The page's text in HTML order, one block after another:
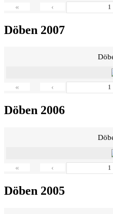
« ‹
Döben 2007
« ‹
Döben 2006
« ‹
Döben 2005